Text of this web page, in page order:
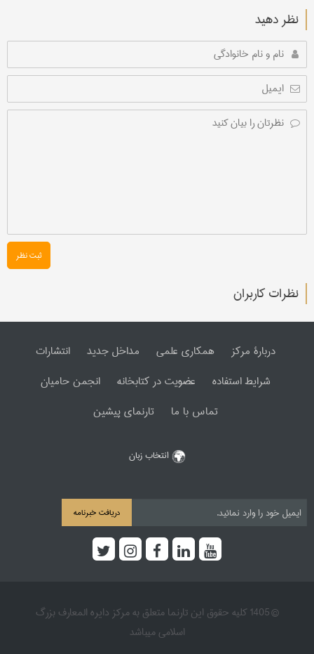
نظر دهید
ثبت نظر
نظرات کاربران
دربارۀ مرکز همکاری علمی مداخل جدید
انتشارات
شرایط استفاده
عضویت در کتابخانه
انجمن حامیان
تماس با ما
تارنمای پیشین
انتخاب زبان
دریافت خبرنامه
© 1405 کلیه حقوق این تارنما متعلق به مرکز دایره المعارف بزرگ
اسلامی میباشد